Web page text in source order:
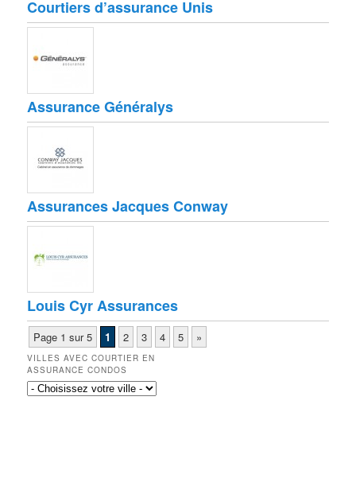
Courtiers d’assurance Unis
Assurance Généralys
Assurances Jacques Conway
Louis Cyr Assurances
Page 1 sur 5 1 2 3 4 5 »
VILLES AVEC COURTIER EN
ASSURANCE CONDOS